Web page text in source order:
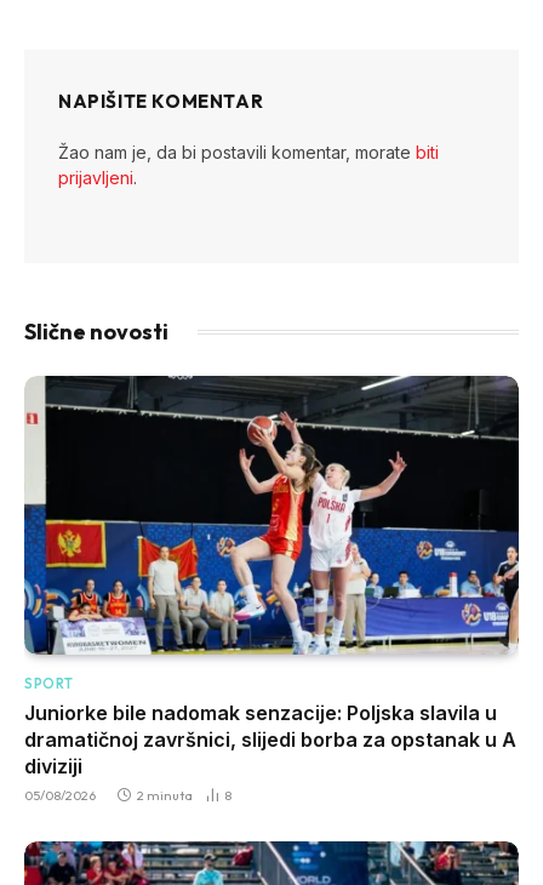
NAPIŠITE KOMENTAR
Žao nam je, da bi postavili komentar, morate biti
prijavljeni.
Slične novosti
SPORT
Juniorke bile nadomak senzacije: Poljska slavila u
dramatičnoj završnici, slijedi borba za opstanak u A
diviziji
05/08/2026 2 minuta 8